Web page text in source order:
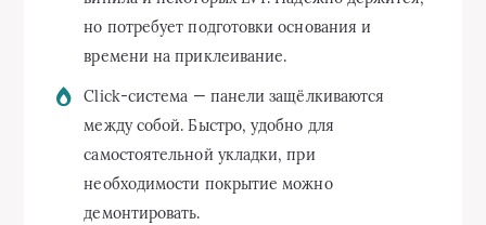
но потребует подготовки основания и
времени на приклеивание.
Click-система — панели защёлкиваются
между собой. Быстро, удобно для
самостоятельной укладки, при
необходимости покрытие можно
демонтировать.